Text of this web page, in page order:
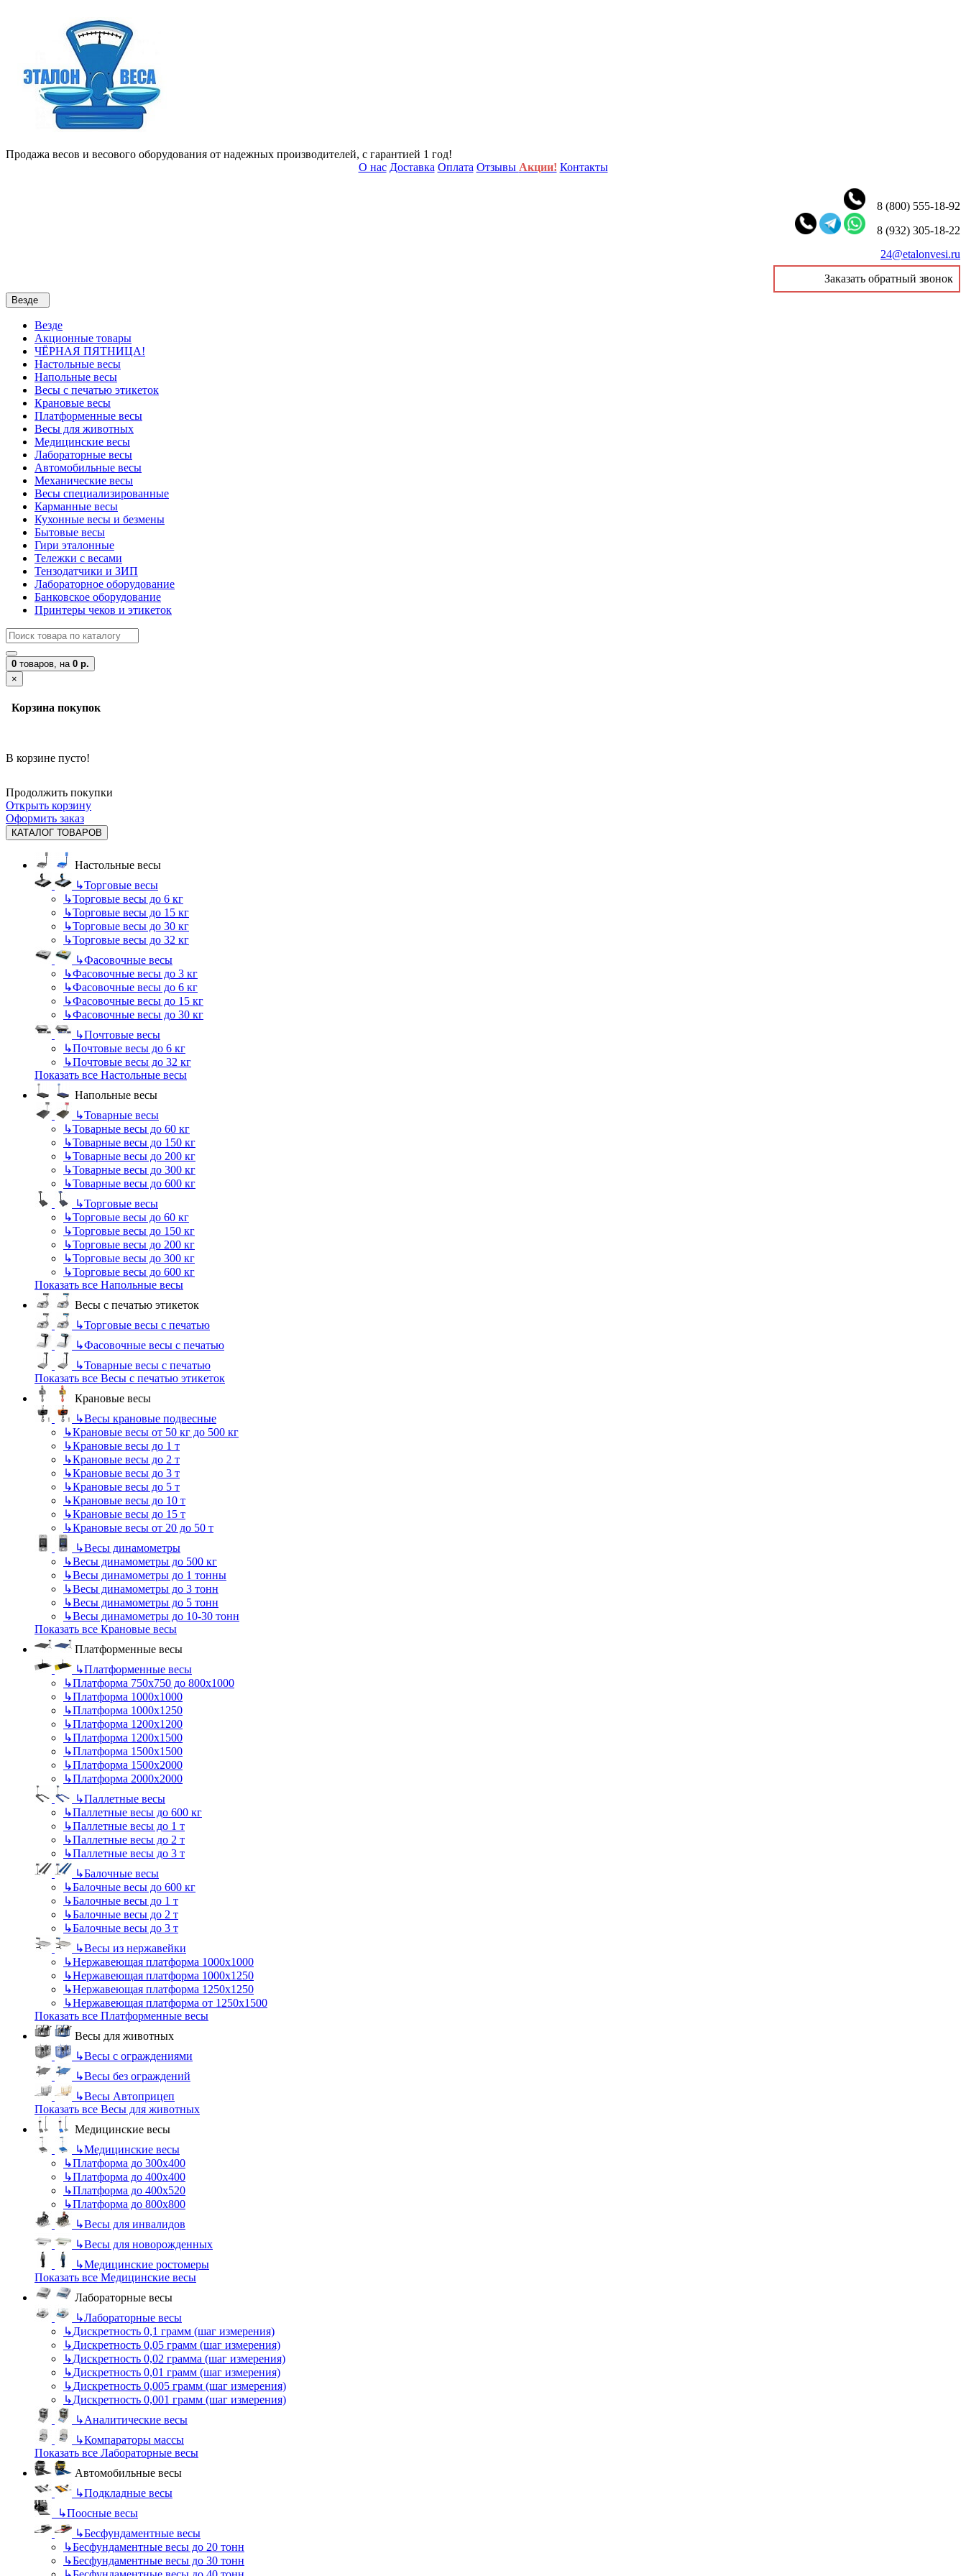
Продажа весов и весового оборудования от надежных производителей, с гарантией 1 год!
О нас Доставка Оплата Отзывы Акции! Контакты
8 (800) 555-18-92
8 (932) 305-18-22
24@etalonvesi.ru
Заказать обратный звонок
Везде
Везде
Акционные товары
ЧЁРНАЯ ПЯТНИЦА!
Настольные весы
Напольные весы
Весы с печатью этикеток
Крановые весы
Платформенные весы
Весы для животных
Медицинские весы
Лабораторные весы
Автомобильные весы
Механические весы
Весы специализированные
Карманные весы
Кухонные весы и безмены
Бытовые весы
Гири эталонные
Тележки с весами
Тензодатчики и ЗИП
Лабораторное оборудование
Банковское оборудование
Принтеры чеков и этикеток
0 товаров, на 0 р.
×
Корзина покупок
В корзине пусто!
Продолжить покупки
Открыть корзину
Оформить заказ
КАТАЛОГ ТОВАРОВ
Настольные весы
↳Торговые весы
↳Торговые весы до 6 кг
↳Торговые весы до 15 кг
↳Торговые весы до 30 кг
↳Торговые весы до 32 кг
↳Фасовочные весы
↳Фасовочные весы до 3 кг
↳Фасовочные весы до 6 кг
↳Фасовочные весы до 15 кг
↳Фасовочные весы до 30 кг
↳Почтовые весы
↳Почтовые весы до 6 кг
↳Почтовые весы до 32 кг
Показать все Настольные весы
Напольные весы
↳Товарные весы
↳Товарные весы до 60 кг
↳Товарные весы до 150 кг
↳Товарные весы до 200 кг
↳Товарные весы до 300 кг
↳Товарные весы до 600 кг
↳Торговые весы
↳Торговые весы до 60 кг
↳Торговые весы до 150 кг
↳Торговые весы до 200 кг
↳Торговые весы до 300 кг
↳Торговые весы до 600 кг
Показать все Напольные весы
Весы с печатью этикеток
↳Торговые весы с печатью
↳Фасовочные весы с печатью
↳Товарные весы с печатью
Показать все Весы с печатью этикеток
Крановые весы
↳Весы крановые подвесные
↳Крановые весы от 50 кг до 500 кг
↳Крановые весы до 1 т
↳Крановые весы до 2 т
↳Крановые весы до 3 т
↳Крановые весы до 5 т
↳Крановые весы до 10 т
↳Крановые весы до 15 т
↳Крановые весы от 20 до 50 т
↳Весы динамометры
↳Весы динамометры до 500 кг
↳Весы динамометры до 1 тонны
↳Весы динамометры до 3 тонн
↳Весы динамометры до 5 тонн
↳Весы динамометры до 10-30 тонн
Показать все Крановые весы
Платформенные весы
↳Платформенные весы
↳Платформа 750х750 до 800х1000
↳Платформа 1000х1000
↳Платформа 1000х1250
↳Платформа 1200х1200
↳Платформа 1200х1500
↳Платформа 1500х1500
↳Платформа 1500х2000
↳Платформа 2000х2000
↳Паллетные весы
↳Паллетные весы до 600 кг
↳Паллетные весы до 1 т
↳Паллетные весы до 2 т
↳Паллетные весы до 3 т
↳Балочные весы
↳Балочные весы до 600 кг
↳Балочные весы до 1 т
↳Балочные весы до 2 т
↳Балочные весы до 3 т
↳Весы из нержавейки
↳Нержавеющая платформа 1000х1000
↳Нержавеющая платформа 1000х1250
↳Нержавеющая платформа 1250х1250
↳Нержавеющая платформа от 1250х1500
Показать все Платформенные весы
Весы для животных
↳Весы с ограждениями
↳Весы без ограждений
↳Весы Автоприцеп
Показать все Весы для животных
Медицинские весы
↳Медицинские весы
↳Платформа до 300х400
↳Платформа до 400х400
↳Платформа до 400х520
↳Платформа до 800х800
↳Весы для инвалидов
↳Весы для новорожденных
↳Медицинские ростомеры
Показать все Медицинские весы
Лабораторные весы
↳Лабораторные весы
↳Дискретность 0,1 грамм (шаг измерения)
↳Дискретность 0,05 грамм (шаг измерения)
↳Дискретность 0,02 грамма (шаг измерения)
↳Дискретность 0,01 грамм (шаг измерения)
↳Дискретность 0,005 грамм (шаг измерения)
↳Дискретность 0,001 грамм (шаг измерения)
↳Аналитические весы
↳Компараторы массы
Показать все Лабораторные весы
Автомобильные весы
↳Подкладные весы
↳Поосные весы
↳Бесфундаментные весы
↳Бесфундаментные весы до 20 тонн
↳Бесфундаментные весы до 30 тонн